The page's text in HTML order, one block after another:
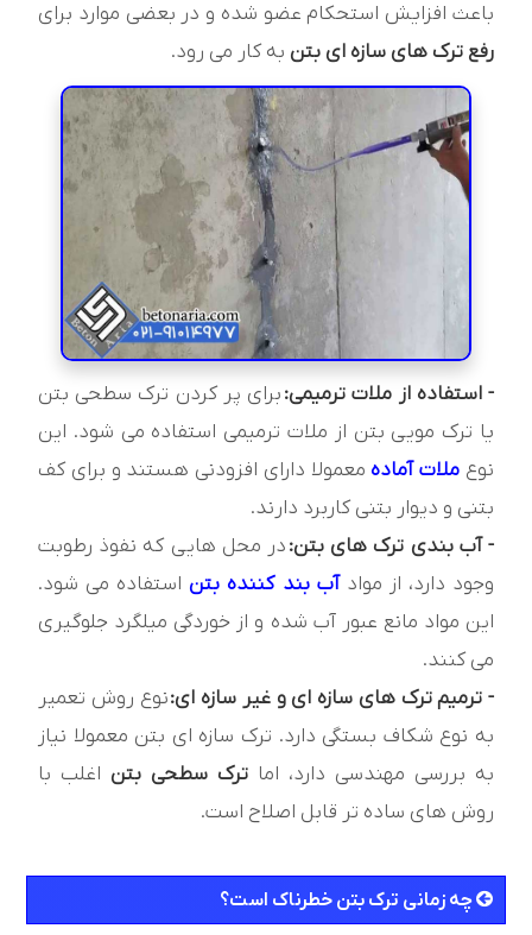
باعث افزایش استحکام عضو شده و در بعضی موارد برای
رفع ترک های سازه ای بتن به کار می رود.
- استفاده از ملات ترمیمی:برای پر کردن ترک سطحی بتن
یا ترک مویی بتن از ملات ترمیمی استفاده می شود. این
نوع ملات آماده معمولا دارای افزودنی هستند و برای کف
بتنی و دیوار بتنی کاربرد دارند.
- آب بندی ترک های بتن:در محل هایی که نفوذ رطوبت
وجود دارد، از موادآب بند کننده بتن استفاده می شود.
این مواد مانع عبور آب شده و از خوردگی میلگرد جلوگیری
می کنند.
- ترمیم ترک های سازه ای و غیر سازه ای:نوع روش تعمیر
به نوع شکاف بستگی دارد. ترک سازه ای بتن معمولا نیاز
به بررسی مهندسی دارد، اما ترک سطحی بتن اغلب با
روش های ساده تر قابل اصلاح است.
چه زمانی ترک بتن خطرناک است؟